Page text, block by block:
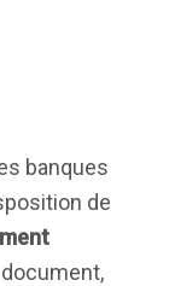
banques
de
document,